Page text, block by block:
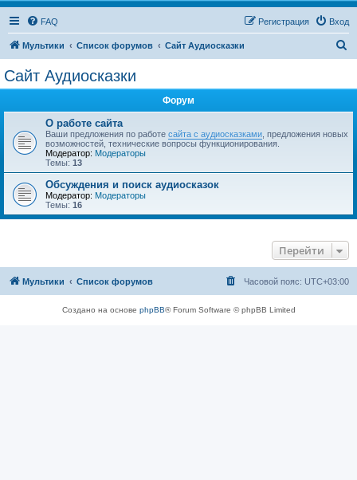
FAQ Вход
Регистрация
Мультики Список форумов Сайт Аудиосказки
Сайт Аудиосказки
Форум
О работе сайта
Ваши предложения по работе сайта с аудиосказками , предложения новых
возможностей, технические вопросы функционирования.
Модератор: Модераторы
Темы: 13
Обсуждения и поиск аудиосказок
Модератор: Модераторы
Темы: 16
Перейти
Мультики Список форумов Часовой пояс: UTC+03:00
Создано на основе phpBB® Forum Software © phpBB Limited